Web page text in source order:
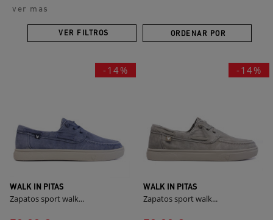
hombre
de calidad y la comodidad que necesitas en tu día a
ver mas
VER FILTROS ORDENAR POR
-14%
WALK IN PITAS
Zapatos sport walk...
-14%
WALK IN PITAS
Zapatos sport walk...